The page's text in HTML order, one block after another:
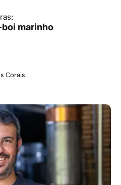
marinho
Corais